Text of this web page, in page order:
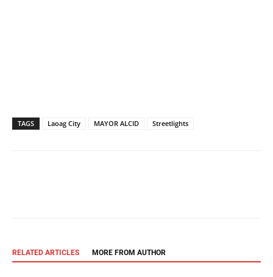
TAGS Laoag City MAYOR ALCID Streetlights
RELATED ARTICLES MORE FROM AUTHOR